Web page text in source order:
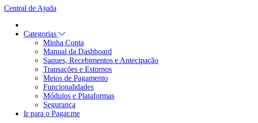
Central de Ajuda
Categorias
Minha Conta
Manual da Dashboard
Saques, Recebimentos e Antecipação
Transações e Estornos
Meios de Pagamento
Funcionalidades
Módulos e Plataformas
Segurança
Ir para o Pagar.me